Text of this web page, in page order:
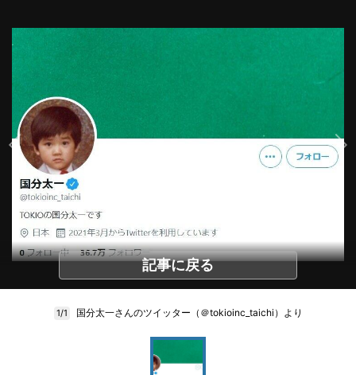
記事に戻る
1/1 国分太一さんのツイッター（＠tokioinc_taichi）より